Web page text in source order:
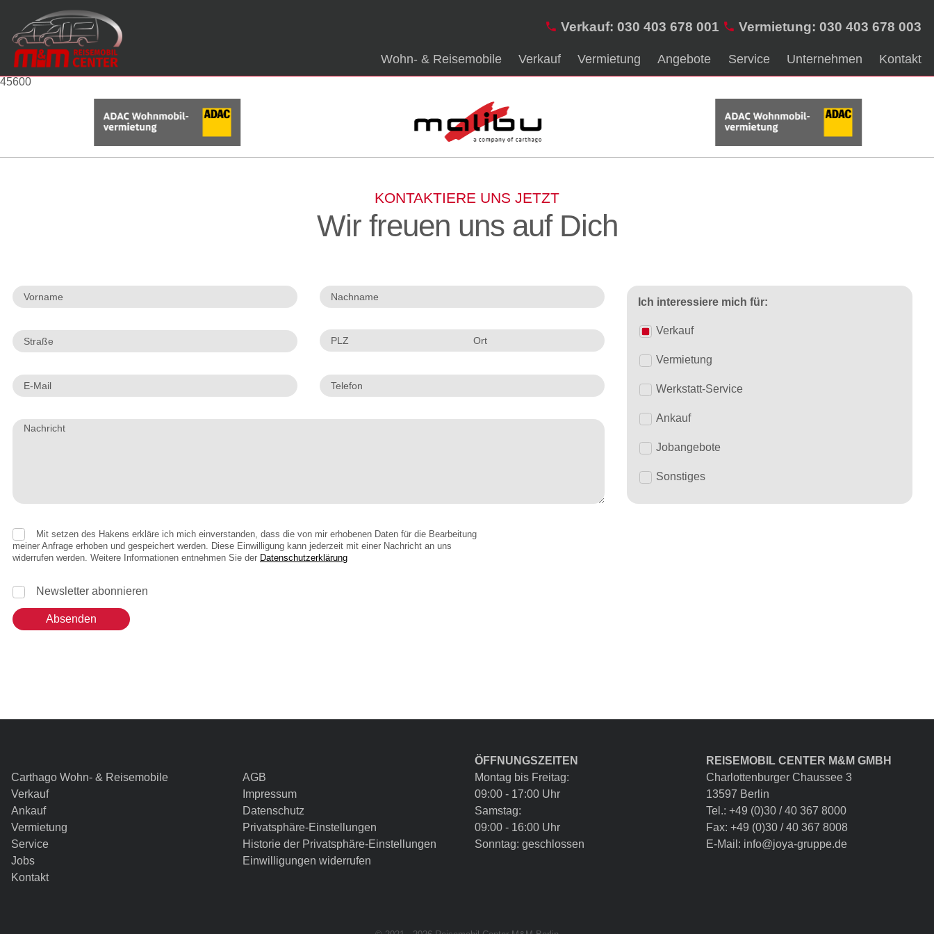
Verkauf: 030 403 678 001 Vermietung: 030 403 678 003
Wohn- & Reisemobile Verkauf Vermietung Angebote Service Unternehmen Kontakt
45600
KONTAKTIERE UNS JETZT
Wir freuen uns auf Dich
Mit setzen des Hakens erkläre ich mich einverstanden, dass die von mir erhobenen Daten für die Bearbeitung
meiner Anfrage erhoben und gespeichert werden. Diese Einwilligung kann jederzeit mit einer Nachricht an uns
widerrufen werden. Weitere Informationen entnehmen Sie der Datenschutzerklärung
Newsletter abonnieren
Ich interessiere mich für:
Verkauf
Vermietung
Werkstatt-Service
Ankauf
Jobangebote
Sonstiges
Carthago Wohn- & Reisemobile
Verkauf
Ankauf
Vermietung
Service
Jobs
Kontakt
AGB
Impressum
Datenschutz
Privatsphäre-Einstellungen
Historie der Privatsphäre-Einstellungen
Einwilligungen widerrufen
ÖFFNUNGSZEITEN
Montag bis Freitag:
09:00 - 17:00 Uhr
Samstag:
09:00 - 16:00 Uhr
Sonntag: geschlossen
REISEMOBIL CENTER M&M GMBH
Charlottenburger Chaussee 3
13597 Berlin
Tel.: +49 (0)30 / 40 367 8000
Fax: +49 (0)30 / 40 367 8008
E-Mail: info@joya-gruppe.de